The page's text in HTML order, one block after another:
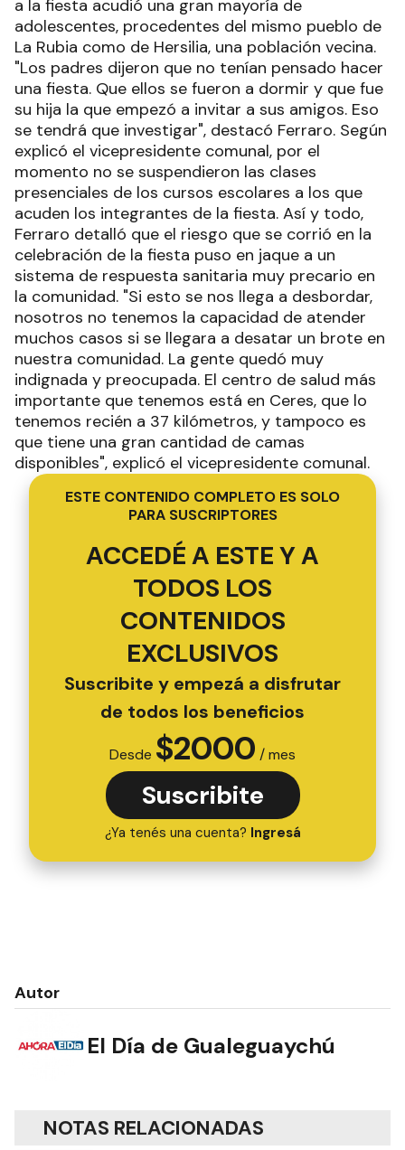
a la fiesta acudió una gran mayoría de
adolescentes, procedentes del mismo pueblo de
La Rubia como de Hersilia, una población vecina.
"Los padres dijeron que no tenían pensado hacer
una fiesta. Que ellos se fueron a dormir y que fue
su hija la que empezó a invitar a sus amigos. Eso
se tendrá que investigar", destacó Ferraro. Según
explicó el vicepresidente comunal, por el
momento no se suspendieron las clases
presenciales de los cursos escolares a los que
acuden los integrantes de la fiesta. Así y todo,
Ferraro detalló que el riesgo que se corrió en la
celebración de la fiesta puso en jaque a un
sistema de respuesta sanitaria muy precario en
la comunidad. "Si esto se nos llega a desbordar,
nosotros no tenemos la capacidad de atender
muchos casos si se llegara a desatar un brote en
nuestra comunidad. La gente quedó muy
indignada y preocupada. El centro de salud más
importante que tenemos está en Ceres, que lo
tenemos recién a 37 kilómetros, y tampoco es
que tiene una gran cantidad de camas
disponibles", explicó el vicepresidente comunal.
ESTE CONTENIDO COMPLETO ES SOLO
PARA SUSCRIPTORES
ACCEDÉ A ESTE Y A
TODOS LOS
CONTENIDOS
EXCLUSIVOS
Suscribite y empezá a disfrutar
de todos los beneficios
Desde $2000 / mes
Suscribite
¿Ya tenés una cuenta? Ingresá
Autor
El Día de Gualeguaychú
NOTAS RELACIONADAS